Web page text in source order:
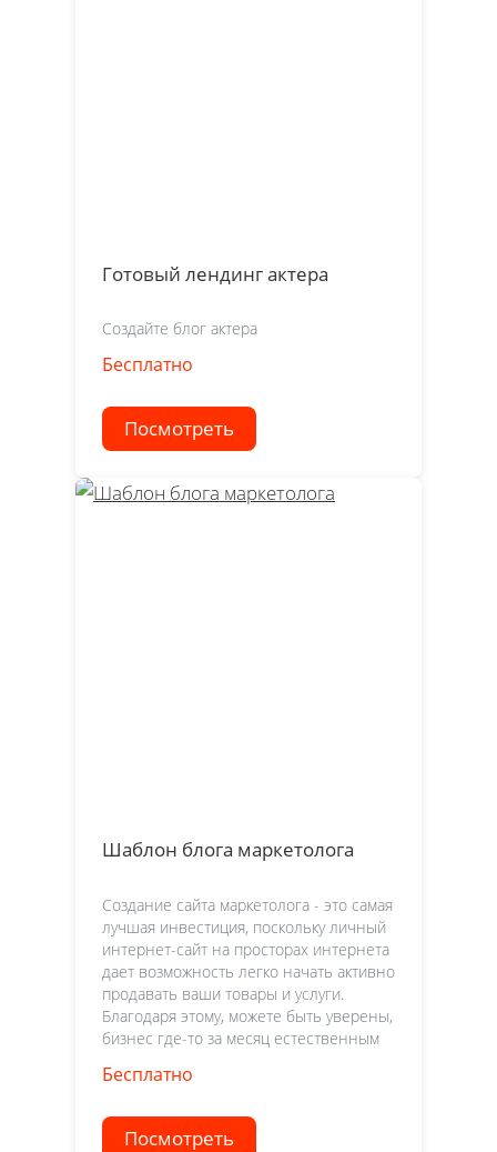
Готовый лендинг актера
Создайте блог актера
Бесплатно
Посмотреть
Шаблон блога маркетолога
Создание сайта маркетолога - это самая
лучшая инвестиция, поскольку личный
интернет-сайт на просторах интернета
дает возможность легко начать активно
продавать ваши товары и услуги.
Благодаря этому, можете быть уверены,
бизнес где-то за месяц естественным
Бесплатно
Посмотреть